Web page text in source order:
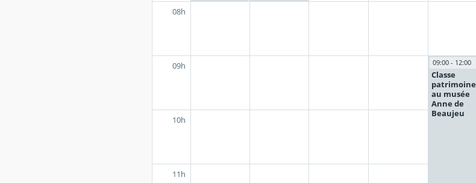
09:00 - 12:00
Classe
patrimoine
au musée
Anne de
Beaujeu
08h
09h
10h
11h